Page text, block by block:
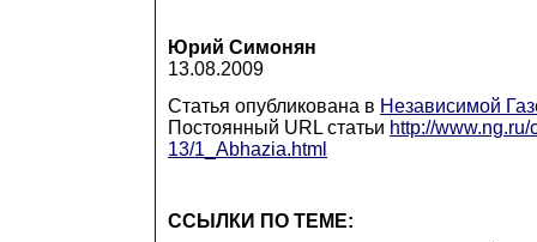
Юрий Симонян
13.08.2009
Статья опубликована в Независимой
Постоянный URL статьи http://
13/1_Abhazia.html
ССЫЛКИ ПО ТЕМЕ: